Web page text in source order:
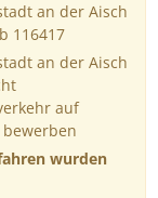
an der Aisch
116417
an der Aisch
auf
bewerben
wurden